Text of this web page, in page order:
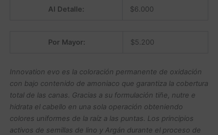
Al Detalle: $6.000
Por Mayor: $5.200
Innovation evo es la coloración permanente de oxidación
con bajo contenido de amoniaco que garantiza la cobertura
total de las canas. Gracias a su formulación tiñe, nutre e
hidrata el cabello en una sola operación obteniendo
colores uniformes de la raíz a las puntas. Los principios
activos de semillas de lino y Argán durante el proceso de